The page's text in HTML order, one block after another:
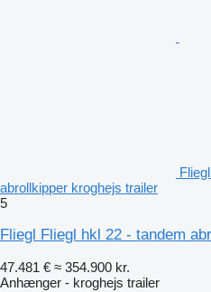
abrollkipper kroghejs trailer
5
Fliegl Fliegl hkl 22 - tandem
47.481 € ≈ 354.900 kr.
Anhænger - kroghejs trailer